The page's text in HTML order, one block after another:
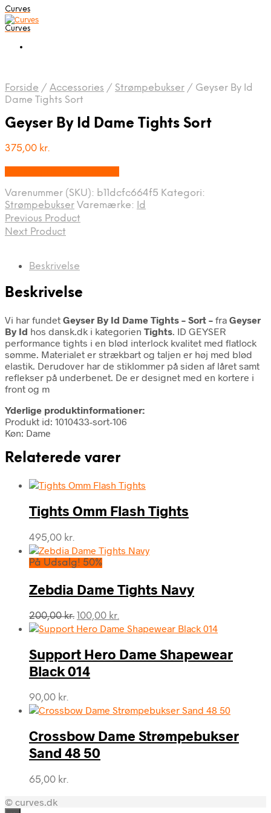
Curves
Curves
Forside / Accessories / Strømpebukser / Geyser By Id
Dame Tights Sort
Geyser By Id Dame Tights Sort
375,00 kr.
Varenummer (SKU): b11dcfc664f5 Kategori:
Strømpebukser Varemærke: Id
Previous Product
Next Product
Beskrivelse
Beskrivelse
Vi har fundet Geyser By Id Dame Tights – Sort – fra Geyser
By Id hos dansk.dk i kategorien Tights. ID GEYSER
performance tights i en blød interlock kvalitet med flatlock
sømme. Materialet er strækbart og taljen er høj med blød
elastik. Derudover har de stiklommer på siden af låret samt
reflekser på underbenet. De er designet med en kortere i
front og m
Yderlige produktinformationer:
Produkt id: 1010433-sort-106
Køn: Dame
Relaterede varer
Tights Omm Flash Tights
495,00 kr.
På Udsalg! 50%
Zebdia Dame Tights Navy
200,00kr. Den
oprindelige
var:
200,00 kr..
100,00 kr.
aktuelle
er:
100,00 kr..
Support Hero Dame Shapewear
Black 014
90,00 kr.
Crossbow Dame Strømpebukser
Sand 48 50
65,00 kr.
© curves.dk